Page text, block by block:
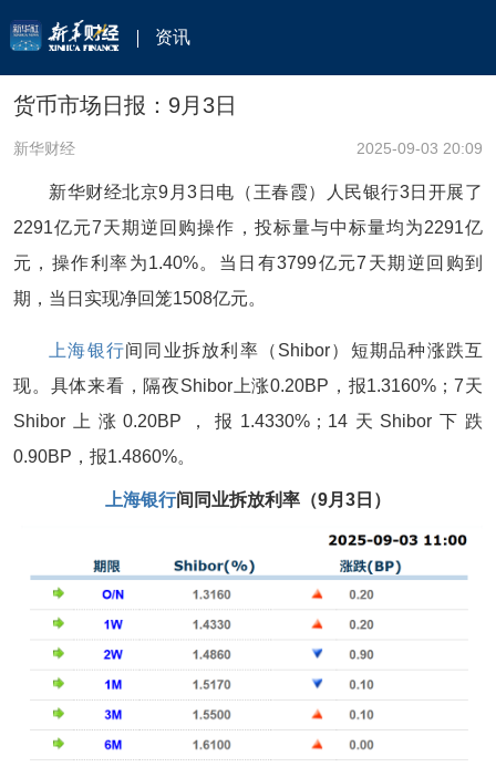
资讯
货币市场日报：9月3日
新华财经 2025-09-03 20:09
新华财经北京9月3日电（王春霞）人民银行3日开展了
2291亿元7天期逆回购操作，投标量与中标量均为2291亿
元，操作利率为1.40%。当日有3799亿元7天期逆回购到
期，当日实现净回笼1508亿元。
上海银行间同业拆放利率（Shibor）短期品种涨跌互
现。具体来看，隔夜Shibor上涨0.20BP，报1.3160%；7天
Shibor上涨0.20BP，报1.4330%；14天Shibor下跌
0.90BP，报1.4860%。
上海银行间同业拆放利率（9月3日）